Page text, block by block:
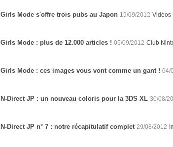
Girls Mode s'offre trois pubs au Japon 19/09/2012 Vidéos
Girls Mode : plus de 12.000 articles ! 05/09/2012 Club
Girls Mode : ces images vous vont comme un gant ! 04/
N-Direct JP : un nouveau coloris pour la 3DS XL 30/08/
N-Direct JP n° 7 : notre récapitulatif complet 29/08/2012